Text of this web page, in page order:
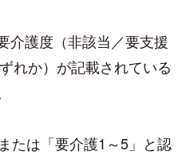
介護度（非該当／要支援
れか）が記載されている
たは「要介護1～5」と認